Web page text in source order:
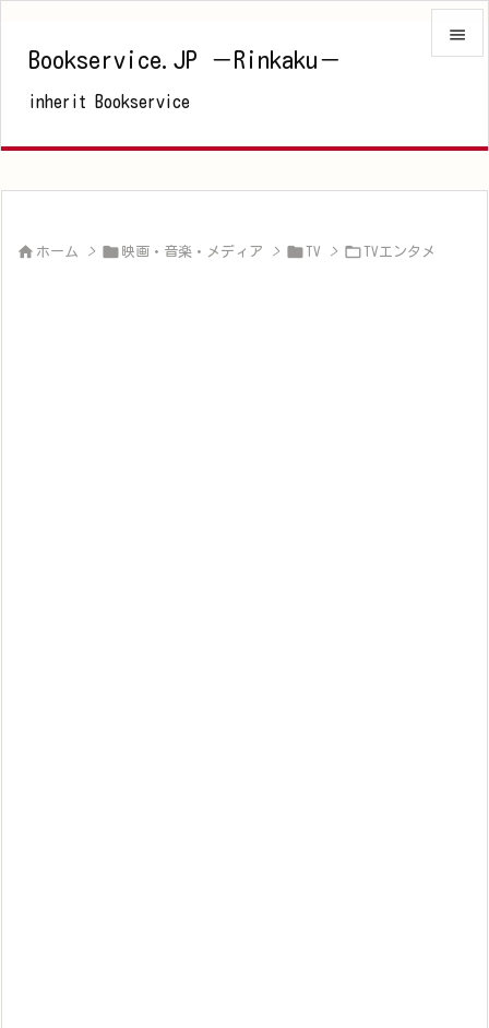
Bookservice.JP －Rinkaku－
inherit Bookservice


 ホーム >  映画・音楽・メディア > TV > TVエンタメ